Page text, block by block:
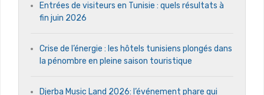
Entrées de visiteurs en Tunisie : quels résultats à
fin juin 2026
Crise de l’énergie : les hôtels tunisiens plongés dans
la pénombre en pleine saison touristique
Djerba Music Land 2026: l’événement phare qui